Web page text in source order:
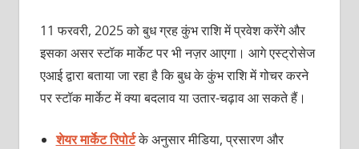
11 फरवरी, 2025 को बुध ग्रह कुंभ राशि में प्रवेश करेंगे और
इसका असर स्‍टॉक मार्केट पर भी नज़र आएगा। आगे एस्‍ट्रोसेज
एआई द्वारा बताया जा रहा है कि बुध के कुंभ राशि में गोचर करने
पर स्‍टॉक मार्केट में क्‍या बदलाव या उतार-चढ़ाव आ सकते हैं।
शेयर मार्केट रिपोर्टके अनुसार मीडिया, प्रसारण और